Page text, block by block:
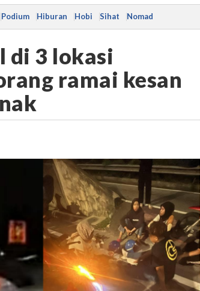
Podium Hiburan Hobi Sihat Nomad
di 3 lokasi
ramai kesan